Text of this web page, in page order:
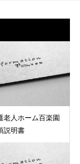
老人ホーム百楽園
説明書